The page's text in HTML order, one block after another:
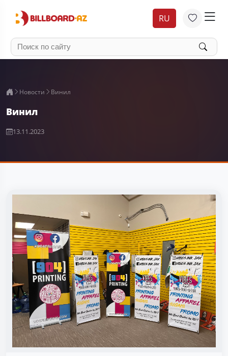
RU
Новости Винил
Винил
13.11.2023